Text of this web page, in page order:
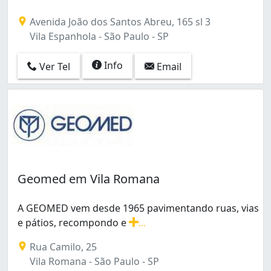
Vila Bela do Sapopemba (1)
Vila Bertioga (1)
Vila Brasilina (5)
Vila Brasilândia (11)
Vila Brasílio Machado (1)
Vila Carbone (1)
Vila Carmosina (2)
Vila Carolina (1)
Vila Clarice (2)
Vila Curuçá (2)
Vila Diva (Zona Norte) (2)
Vila Dom Pedro I (1)
Vila Ema (1)
Avenida João dos Santos Abreu, 165 sl 3
Vila Espanhola - São Paulo - SP
Ver Tel Info Email
Geomed em Vila Romana
A GEOMED vem desde 1965 pavimentando ruas, vias
e pátios, recompondo e
Rua Camilo, 25
Vila Romana - São Paulo - SP